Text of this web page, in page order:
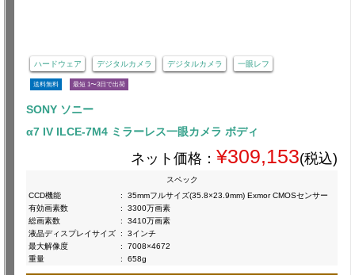
ハードウェア デジタルカメラ デジタルカメラ 一眼レフ
送料無料 最短 1〜3日で出荷
SONY ソニー
α7 IV ILCE-7M4 ミラーレス一眼カメラ ボディ
ネット価格： ¥309,153(税込)
スペック
CCD機能
:
35mmフルサイズ(35.8×23.9mm) Exmor CMOSセンサー
有効画素数
:
3300万画素
総画素数
:
3410万画素
液晶ディスプレイサイズ :
3インチ
最大解像度
:
7008×4672
重量
: 658g